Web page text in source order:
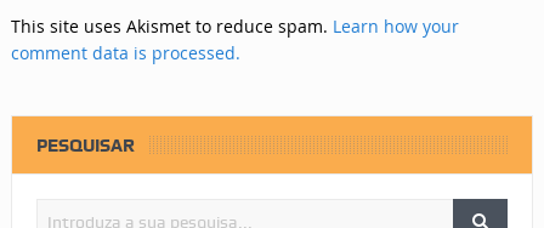
This site uses Akismet to reduce spam. Learn how your
comment data is processed.
PESQUISAR